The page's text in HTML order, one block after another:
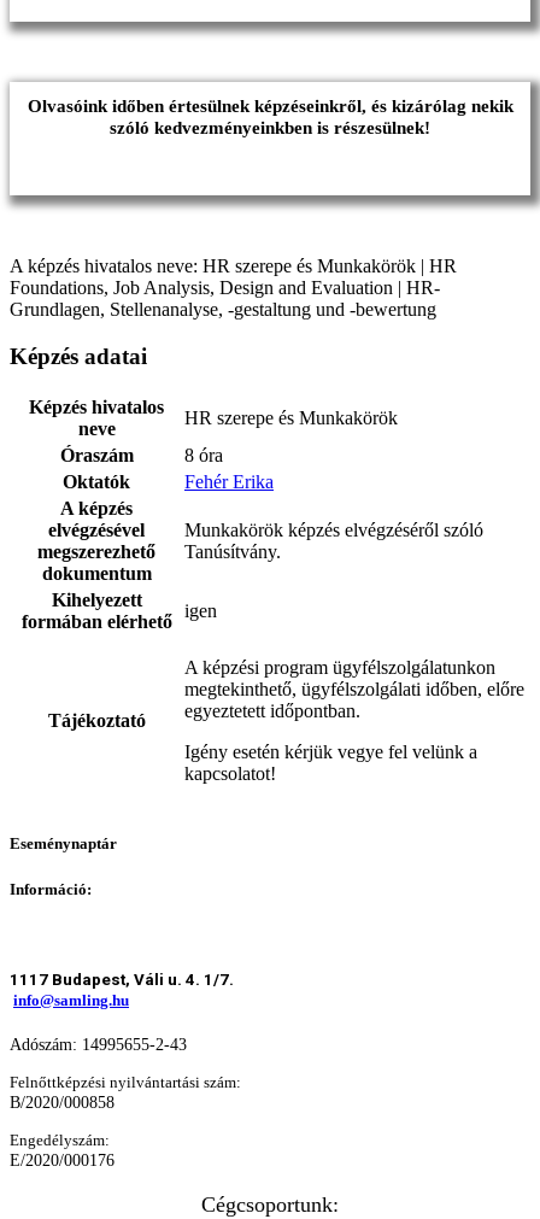
Olvasóink időben értesülnek képzéseinkről, és kizárólag nekik
szóló kedvezményeinkben is részesülnek!
A képzés hivatalos neve: HR szerepe és Munkakörök | HR
Foundations, Job Analysis, Design and Evaluation | HR-
Grundlagen, Stellenanalyse, -gestaltung und -bewertung
Képzés adatai
Képzés hivatalos
neve
HR szerepe és Munkakörök
Óraszám
8 óra
Oktatók
Fehér Erika
A képzés
elvégzésével
megszerezhető
dokumentum
Munkakörök képzés elvégzéséről szóló
Tanúsítvány.
Kihelyezett
formában elérhető
igen
Tájékoztató
A képzési program ügyfélszolgálatunkon
megtekinthető, ügyfélszolgálati időben, előre
egyeztetett időpontban.
Igény esetén kérjük vegye fel velünk a
kapcsolatot!
Eseménynaptár
Információ:
1117 Budapest, Váli u. 4. 1/7.
info@samling.hu
Adószám: 14995655-2-43
Felnőttképzési nyilvántartási szám:
B/2020/000858
Engedélyszám:
E/2020/000176
Cégcsoportunk: